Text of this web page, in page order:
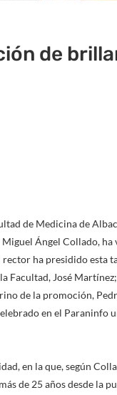
de
de Medicina de
Ángel Collado,
ha presidido esta
Facultad, José
de la promoción,
en el Paraninfo
en la que, según
de 25 años desde la